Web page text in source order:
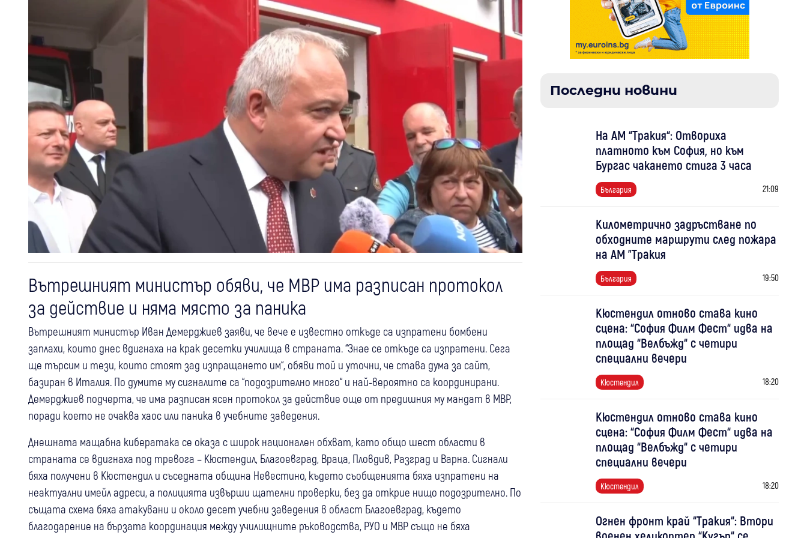
Вътрешният министър обяви, че МВР има разписан протокол
за действие и няма място за паника
Вътрешният министър Иван Демерджиев заяви, че вече е известно откъде са изпратени бомбени
заплахи, които днес вдигнаха на крак десетки училища в страната. “Знае се откъде са изпратени. Сега
ще търсим и тези, които стоят зад изпращането им“, обяви той и уточни, че става дума за сайт,
базиран в Италия. По думите му сигналите са “подозрително много“ и най-вероятно са координирани.
Демерджиев подчерта, че има разписан ясен протокол за действие още от предишния му мандат в МВР,
поради което не очаква хаос или паника в учебните заведения.
Днешната мащабна кибератака се оказа с широк национален обхват, като общо шест области в
страната се вдигнаха под тревога – Кюстендил, Благоевград, Враца, Пловдив, Разград и Варна. Сигнали
бяха получени в Кюстендил и съседната община Невестино, където съобщенията бяха изпратени на
неактуални имейл адреси, а полицията извърши щателни проверки, без да открие нищо подозрително. По
същата схема бяха атакувани и около десет учебни заведения в област Благоевград, където
благодарение на бързата координация между училищните ръководства, РУО и МВР също не бяха
Последни новини
На АМ “Тракия“: Отвориха
платното към София, но към
Бургас чакането стига 3 часа
България 21:09
Километрично задръстване по
обходните маршрути след пожара
на АМ "Тракия
България 19:50
Кюстендил отново става кино
сцена: “София Филм Фест“ идва на
площад “Велбъжд“ с четири
специални вечери
Кюстендил 18:20
Кюстендил отново става кино
сцена: “София Филм Фест“ идва на
площад “Велбъжд“ с четири
специални вечери
Кюстендил 18:20
Огнен фронт край “Тракия“: Втори